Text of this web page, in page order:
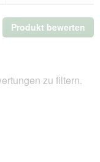
Produkt bewerten
Mit
zu filtern.